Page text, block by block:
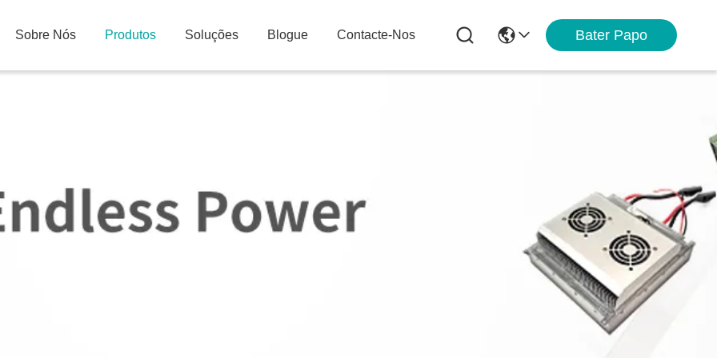
Sobre Nós Produtos Soluções Blogue Contacte-Nos Bater Papo